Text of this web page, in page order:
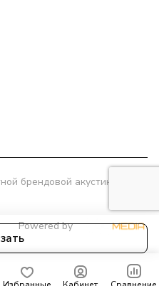
брендовой акустики
Powered by